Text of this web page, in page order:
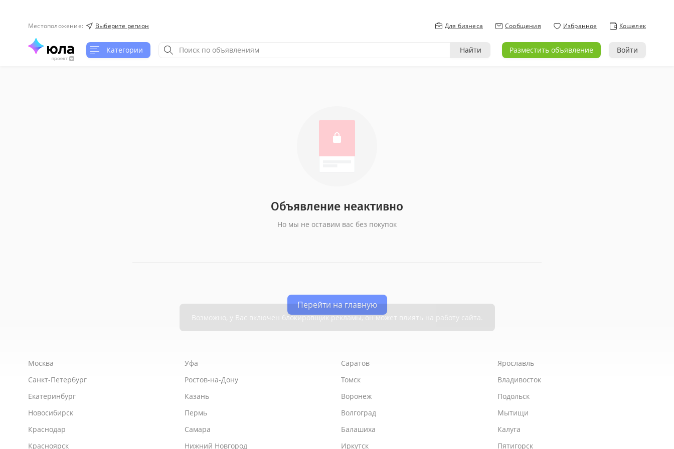
Местоположение: Выберите регион Для бизнеса Сообщения Избранное Кошелек
Категории Найти Разместить объявление Войти
Объявление неактивно
Но мы не оставим вас без покупок
Перейти на главную
Москва
Санкт-Петербург
Екатеринбург
Новосибирск
Краснодар
Красноярск
Уфа
Ростов-на-Дону
Казань
Пермь
Самара
Нижний Новгород
Саратов
Томск
Воронеж
Волгоград
Балашиха
Иркутск
Ярославль
Владивосток
Подольск
Мытищи
Калуга
Пятигорск